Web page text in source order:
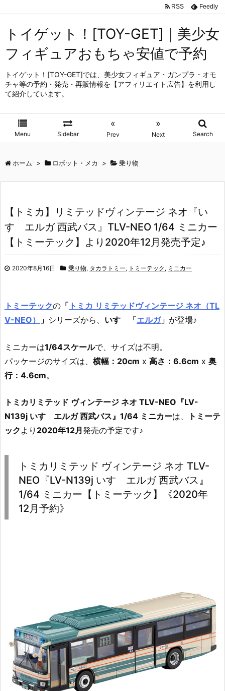
トイゲット！[TOY-GET]｜美少女
フィギュアおもちゃ安値で予約
トイゲット！[TOY-GET]では、美少女フィギュア・ガンプラ・オモ
チャ等の予約・発売・再販情報を【アフィリエイト広告】を利用し
て紹介しています。
Menu Sidebar
«
Prev
»
Next Search
RSS Feedly
ホーム > ロボット・メカ > 乗り物
【トミカ】リミテッドヴィンテージ ネオ『い
すゞエルガ 西武バス』TLV-NEO 1/64 ミニカー
【トミーテック】より2020年12月発売予定♪
2020年8月16日 乗り物, タカラトミー, トミーテック , ミニカー
トミーテックの 「 トミカ リミテッドヴィンテージ ネオ（TL
V-NEO）
」 シリーズから、 いすゞ「エルガ」 が登場♪
ミニカーは1/64スケールで、サイズは不明。
パッケージのサイズは、 横幅：20cm x 高さ：6.6cm x 奥
行：4.6cm。
トミカリミテッド ヴィンテージ ネオ TLV-NEO『LV-
N139j いすゞエルガ 西武バス』1/64 ミニカーは、
トミーテ
ック より 2020年12月 発売の予定です♪
トミカリミテッド ヴィンテージ ネオ TLV-
NEO『LV-N139j いすゞエルガ 西武バス』
1/64 ミニカー【トミーテック】《2020年
12月予約》